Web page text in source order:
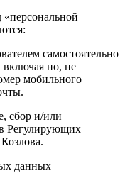
самостоятельно
но, не
мобильного
сбор и/или
Регулирующих
данных